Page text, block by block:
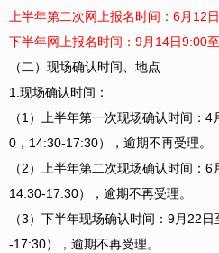
上半年第二次网上报名时间：6月12
下半年网上报名时间：9月14日9:00
（二）现场确认时间、地点
1.现场确认时间：
（1）上半年第一次现场确认时间：
0，14:30-17:30），逾期不再受理。
（2）上半年第二次现场确认时间：
14:30-17:30），逾期不再受理。
（3）下半年现场确认时间：9月22
-17:30），逾期不再受理。